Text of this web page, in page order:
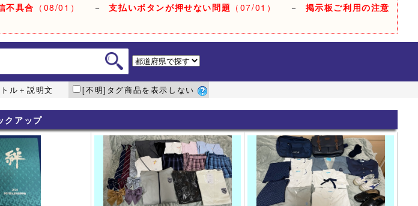
不具合 （08/01） －支払いボタンが押せない問題 （07/01） － 掲示板ご利用の注意
ル＋説明文 [不明]タグ商品を表示しない
クアップ